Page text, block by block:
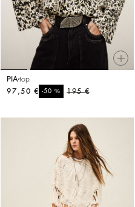
PIAtop
195 €
-50%
97,50 €